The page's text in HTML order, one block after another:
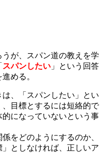
が、スパン道の教えを学
スパンしたい 」という回答
める。
、「スパンしたい」とい
目標とするには短絡的で
になっていないという事
をどのようにするのか、
としなければ、正しいア